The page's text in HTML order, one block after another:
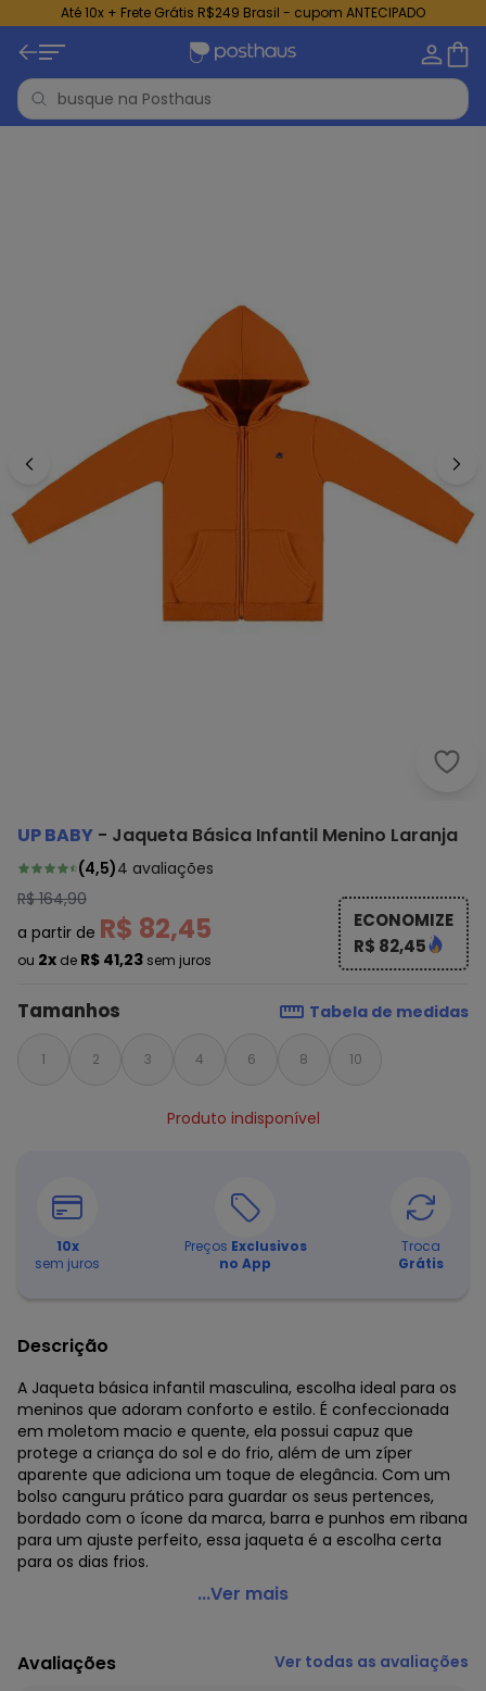
Até 10x + Frete Grátis R$249 Brasil - cupom ANTECIPADO
Up
UP BABY - Jaqueta Básica Infantil Menino Laranja
(4,5)4 avaliações
R$ 164,90
a partir de R$ 82,45
ou 2x de R$ 41,23 sem juros
ECONOMIZE
R$ 82,45
Tamanhos Tabela de medidas
1 2 3 4 6 8 10
Produto indisponível
10x
sem juros
Preços Exclusivos
no App
Troca
Grátis
Descrição
A Jaqueta básica infantil masculina, escolha ideal para os
meninos que adoram conforto e estilo. É confeccionada
em moletom macio e quente, ela possui capuz que
protege a criança do sol e do frio, além de um zíper
aparente que adiciona um toque de elegância. Com um
bolso canguru prático para guardar os seus pertences,
bordado com o ícone da marca, barra e punhos em ribana
para um ajuste perfeito, essa jaqueta é a escolha certa
para os dias frios.
Up Baby - Jaqueta Básica Infantil Menino Laranja
Modelagem: Justa
Comprimento da manga: Longa
...Ver mais
Avaliações Ver todas as avaliações